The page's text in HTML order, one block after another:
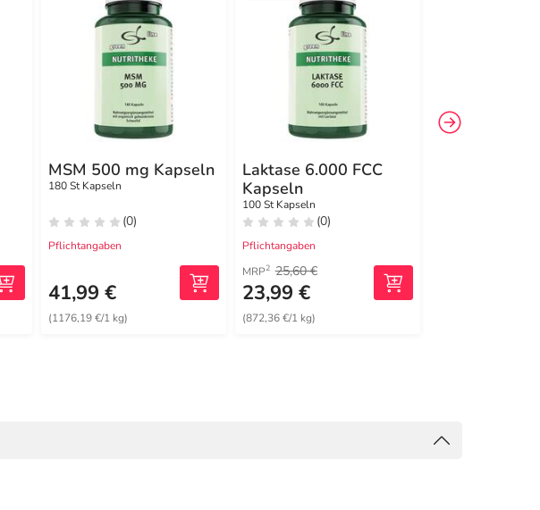
MSM 500 mg Kapseln
180 St Kapseln
(0)
Pflichtangaben
41,99 €
(1176,19 €/1 kg)
Laktase 6.000 FCC
Kapseln
100 St Kapseln
(0)
Pflichtangaben
MRP2 25,60 €
23,99 €
(872,36 €/1 kg)